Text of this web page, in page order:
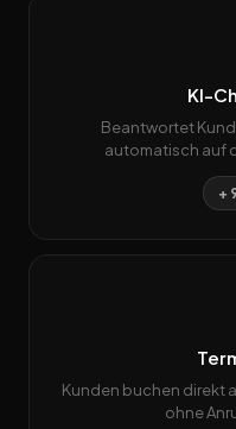
KI-
Beantwortet
automatisch auf
+
Kunden buchen direkt
ohne